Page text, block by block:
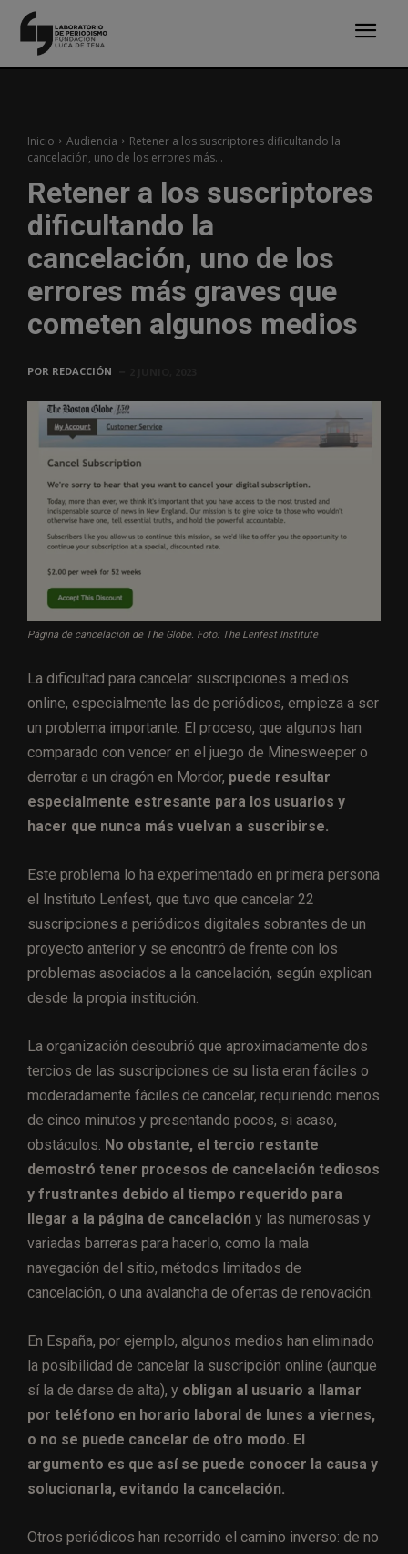
Inicio Audiencia
Retener a los suscriptores dificultando la
cancelación, uno de los errores más...
Retener a los suscriptores
dificultando la
cancelación, uno de los
errores más graves que
cometen algunos medios
POR REDACCIÓN
Página de cancelación de The Globe. Foto: The Lenfest Institute
La dificultad para cancelar suscripciones a medios
online, especialmente las de periódicos, empieza a ser
un problema importante. El proceso, que algunos han
comparado con vencer en el juego de Minesweeper o
derrotar a un dragón en Mordor, puede resultar
especialmente estresante para los usuarios y
hacer que nunca más vuelvan a suscribirse.
Este problema lo ha experimentado en primera persona
el Instituto Lenfest, que tuvo que cancelar 22
suscripciones a periódicos digitales sobrantes de un
proyecto anterior y se encontró de frente con los
problemas asociados a la cancelación, según explican
desde la propia institución.
La organización descubrió que aproximadamente dos
tercios de las suscripciones de su lista eran fáciles o
moderadamente fáciles de cancelar, requiriendo menos
de cinco minutos y presentando pocos, si acaso,
obstáculos. No obstante, el tercio restante
demostró tener procesos de cancelación tediosos
y frustrantes debido al tiempo requerido para
llegar a la página de cancelación y las numerosas y
variadas barreras para hacerlo, como la mala
navegación del sitio, métodos limitados de
cancelación, o una avalancha de ofertas de renovación.
En España, por ejemplo, algunos medios han eliminado
la posibilidad de cancelar la suscripción online (aunque
sí la de darse de alta), y obligan al usuario a llamar
por teléfono en horario laboral de lunes a viernes,
o no se puede cancelar de otro modo. El
argumento es que así se puede conocer la causa y
solucionarla, evitando la cancelación.
Otros periódicos han recorrido el camino inverso: de no